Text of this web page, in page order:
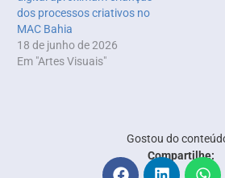
dos processos criativos no
MAC Bahia
18 de junho de 2026
Em "Artes Visuais"
Gostou do
Compartilhe: